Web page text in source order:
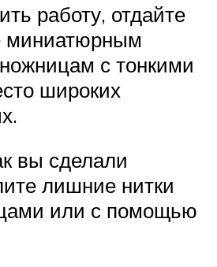
работу, отдайте
миниатюрным
с тонкими
широких
вы сделали
лишние нитки
или с помощью